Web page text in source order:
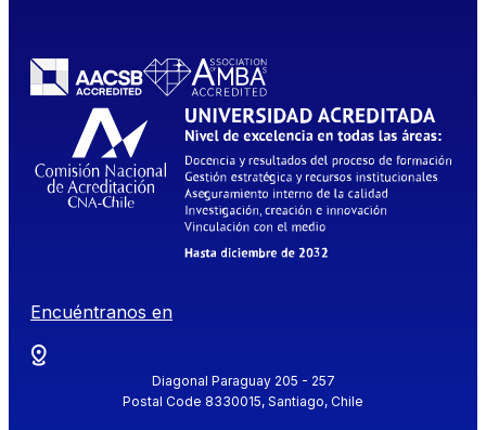
Encuéntranos en
Diagonal Paraguay 205 - 257
Postal Code 8330015, Santiago, Chile